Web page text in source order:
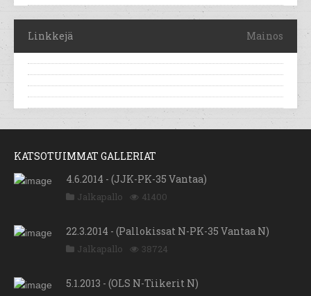
Linkkejä Mainos
KATSOTUIMMAT GALLERIAT
4.6.2014 - (JJK-PK-35 Vantaa)
Jalkapallo 41400
22.3.2014 - (Pallokissat N-PK-35 Vantaa N)
Jalkapallo 38724
5.1.2013 - (OLS N-Tiikerit N)